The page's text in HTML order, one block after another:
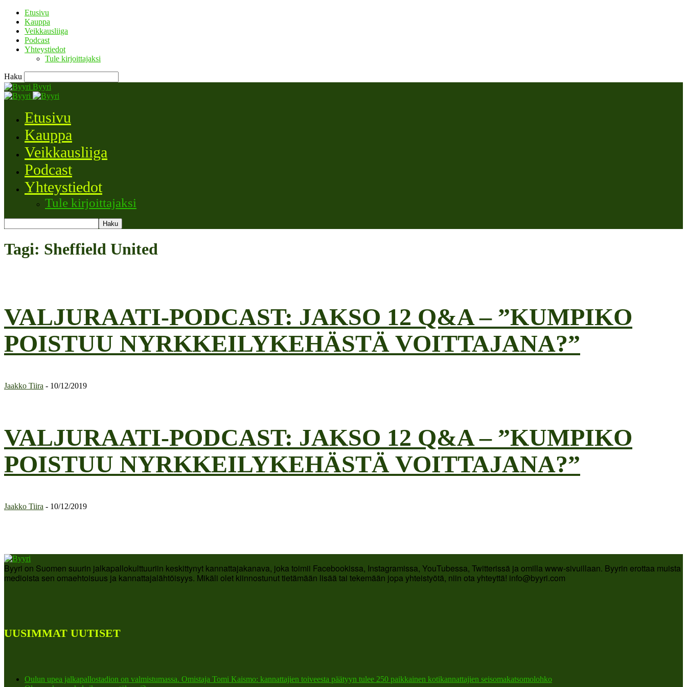
Etusivu
Kauppa
Veikkausliiga
Podcast
Yhteystiedot
Tule kirjoittajaksi
Haku
Byyri
Etusivu
Kauppa
Veikkausliiga
Podcast
Yhteystiedot
Tule kirjoittajaksi
Tagi: Sheffield United
VALJURAATI-PODCAST: JAKSO 12 Q&A – ”KUMPIKO
POISTUU NYRKKEILYKEHÄSTÄ VOITTAJANA?”
Jaakko Tiira - 10/12/2019
VALJURAATI-PODCAST: JAKSO 12 Q&A – ”KUMPIKO
POISTUU NYRKKEILYKEHÄSTÄ VOITTAJANA?”
Jaakko Tiira - 10/12/2019
Byyri on Suomen suurin jalkapallokulttuuriin keskittynyt kannattajakanava, joka toimii Facebookissa, Instagramissa, YouTubessa, Twitterissä ja omilla www-sivuillaan. Byyrin erottaa muista
medioista sen omaehtoisuus ja kannattajalähtöisyys. Mikäli olet kiinnostunut tietämään lisää tai tekemään jopa yhteistyötä, niin ota yhteyttä! info@byyri.com
UUSIMMAT UUTISET
Oulun upea jalkapallostadion on valmistumassa. Omistaja Tomi Kaismo: kannattajien toiveesta päätyyn tulee 250 paikkainen kotikannattajien seisomakatsomolohko